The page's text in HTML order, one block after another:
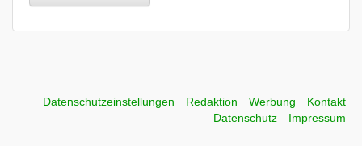
Datenschutzeinstellungen Redaktion Werbung
Kontakt
Datenschutz
Impressum